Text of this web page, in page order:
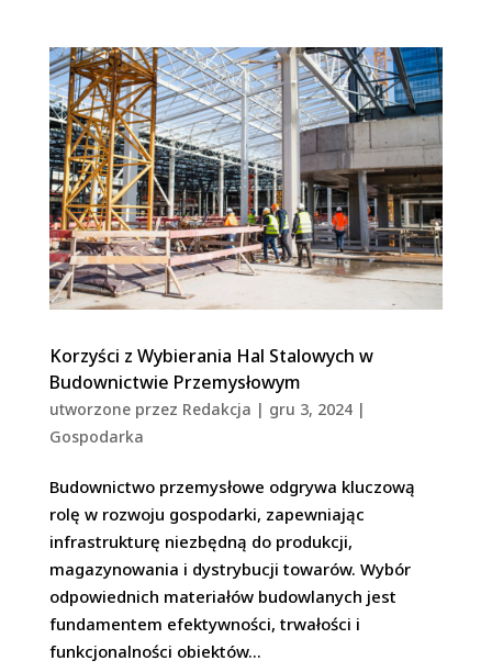
Korzyści z Wybierania Hal Stalowych w
Budownictwie Przemysłowym
utworzone przez Redakcja | gru 3, 2024|
Gospodarka
Budownictwo przemysłowe odgrywa kluczową
rolę w rozwoju gospodarki, zapewniając
infrastrukturę niezbędną do produkcji,
magazynowania i dystrybucji towarów. Wybór
odpowiednich materiałów budowlanych jest
fundamentem efektywności, trwałości i
funkcjonalności obiektów...